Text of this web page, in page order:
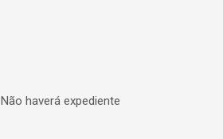
Não haverá expediente